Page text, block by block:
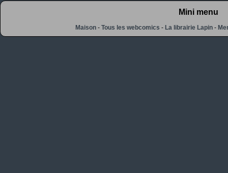
Mini menu
Maison -Tous les webcomics -La librairie Lapin -